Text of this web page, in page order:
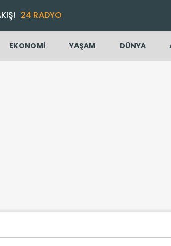
24 RADYO
EKONOMİ YAŞAM DÜNYA